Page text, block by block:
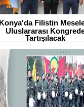
Konya'da Filistin
Uluslararası
Tartışılacak